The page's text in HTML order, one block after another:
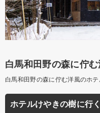
白馬和田野の森に佇む
白馬和田野の森に佇む洋風のホテ
ホテルけやきの樹に行